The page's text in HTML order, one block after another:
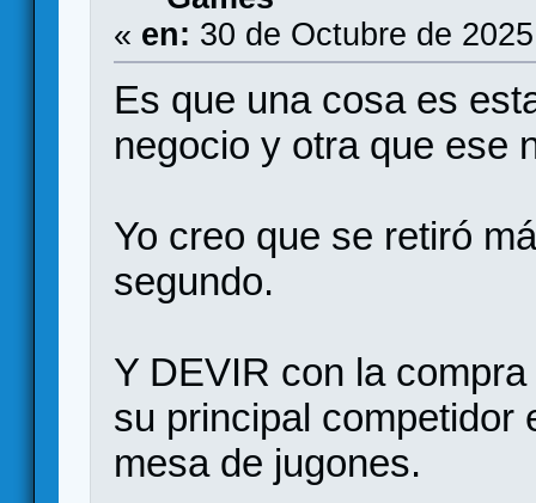
« en: 30 de Octubre de
Es que una cosa es
negocio y otra que ese
Yo creo que se retiró
segundo.
Y DEVIR con la
su principal competidor
mesa de jugones.